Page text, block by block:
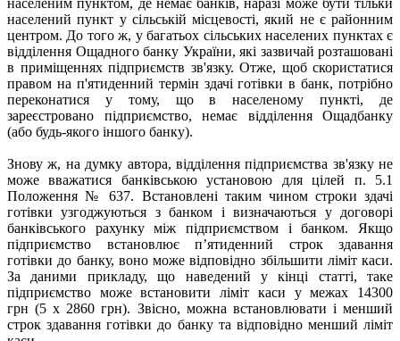
населеним пунктом, де немає банків, наразі може бути тільки
населений пункт у сільській місцевості, який не є районним
центром. До того ж, у багатьох сільських населених пунктах є
відділення Ощадного банку України, які зазвичай розташовані
в приміщеннях підприємств зв'язку. Отже, щоб скористатися
правом на п'ятиденний термін здачі готівки в банк, потрібно
переконатися у тому, що в населеному пункті, де
зареєстровано підприємство, немає відділення Ощадбанку
(або будь-якого іншого банку).
Знову ж, на думку автора, відділення підприємства зв'язку не
може вважатися банківською установою для цілей п. 5.1
Положення № 637. Встановлені таким чином строки здачі
готівки узгоджуються з банком і визначаються у договорі
банківського рахунку між підприємством і банком. Якщо
підприємство встановлює п’ятиденний строк здавання
готівки до банку, воно може відповідно збільшити ліміт каси.
За даними прикладу, що наведений у кінці статті, таке
підприємство може встановити ліміт каси у межах 14300
грн(5 х 2860 грн). Звісно, можна встановлювати і менший
строк здавання готівки до банку та відповідно менший ліміт